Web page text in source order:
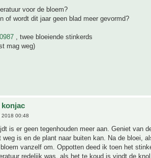
voor de bloem?
of wordt dit jaar geen blad meer gevormd?
, twee bloeiende stinkerds
mag weg)
2018 00:48
is er geen tegenhouden meer aan. Geniet van
weg is en de plant naar buiten kan. Na de bloei,
vanzelf om. Oppotten deed ik toen het
redelijk was, als het te koud is vindt de